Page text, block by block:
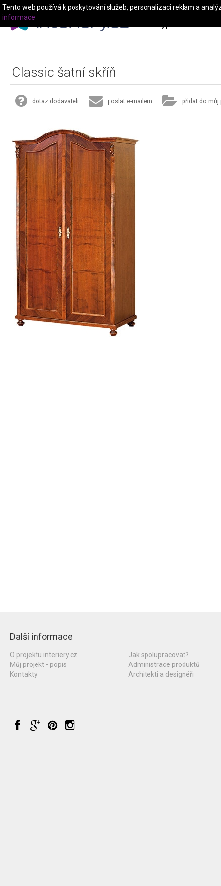
Typ místnosti
Classic šatní skříň
dotaz dodavateli poslat e-mailem přidat do můj
Další informace
O projektu interiery.cz
Můj projekt - popis
Kontakty
Jak spolupracovat?
Administrace produktů
Architekti a designéři
Tento web používá k poskytování služeb, personalizaci reklam a
informace